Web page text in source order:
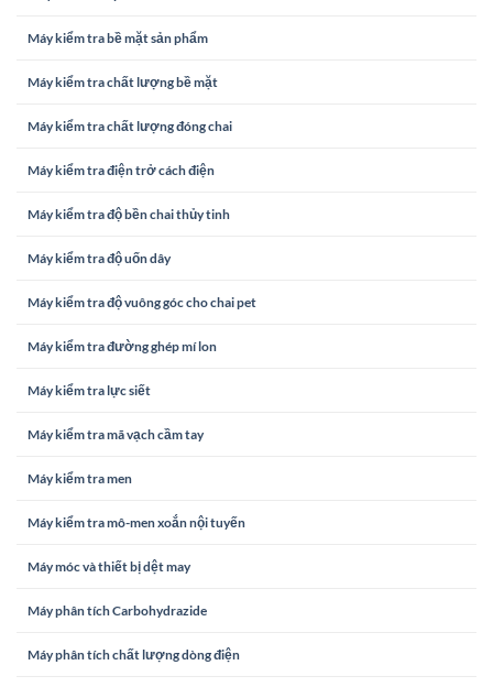
Máy kiểm tra bề mặt sản phẩm
Máy kiểm tra chất lượng bề mặt
Máy kiểm tra chất lượng đóng chai
Máy kiểm tra điện trở cách điện
Máy kiểm tra độ bền chai thủy tinh
Máy kiểm tra độ uốn dây
Máy kiểm tra độ vuông góc cho chai pet
Máy kiểm tra đường ghép mí lon
Máy kiểm tra lực siết
Máy kiểm tra mã vạch cầm tay
Máy kiểm tra men
Máy kiểm tra mô-men xoắn nội tuyến
Máy móc và thiết bị dệt may
Máy phân tích Carbohydrazide
Máy phân tích chất lượng dòng điện